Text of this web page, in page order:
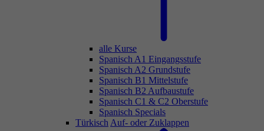
alle Kurse
Spanisch A1 Eingangsstufe
Spanisch A2 Grundstufe
Spanisch B1 Mittelstufe
Spanisch B2 Aufbaustufe
Spanisch C1 & C2 Oberstufe
Spanisch Specials
Türkisch Auf- oder Zuklappen